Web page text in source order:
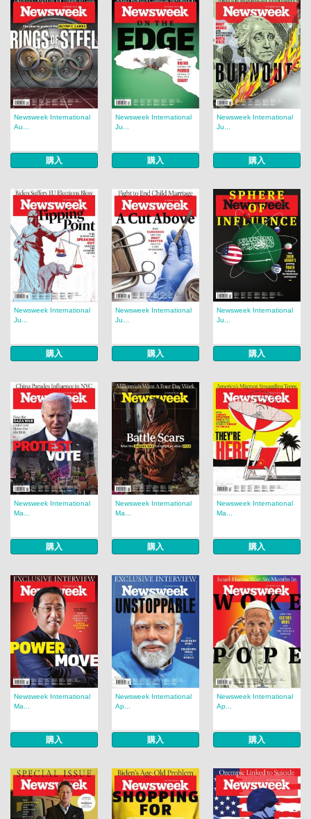
Newsweek International
Au...
購入
Newsweek International
Ju...
購入
Newsweek International
Ju...
購入
Newsweek International
Ju...
購入
Newsweek International
Ju...
購入
Newsweek International
Ju...
購入
Newsweek International
Ma...
購入
Newsweek International
Ma...
購入
Newsweek International
Ma...
購入
Newsweek International
Ma...
購入
Newsweek International
Ap...
購入
Newsweek International
Ap...
購入